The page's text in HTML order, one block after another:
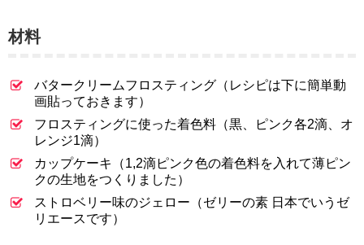
材料
バタークリームフロスティング（レシピは下に簡単動
画貼っておきます）
フロスティングに使った着色料（黒、ピンク各2滴、オ
レンジ1滴）
カップケーキ（1,2滴ピンク色の着色料を入れて薄ピン
クの生地をつくりました）
ストロベリー味のジェロー（ゼリーの素 日本でいうゼ
リエースです）